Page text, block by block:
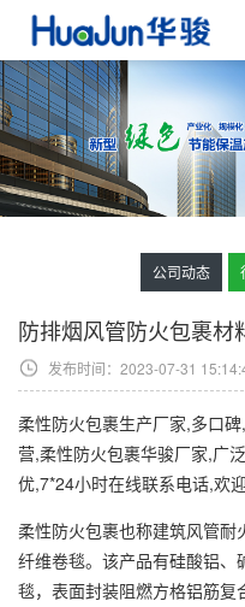
公司动态
防排烟风管防火包裹材
发布时间：2023-07-31
柔性防火包裹生产厂家,多口
营,柔性防火包裹华骏厂家,广
优,7*24小时在线联系电话,欢
柔性防火包裹也称建筑风管
纤维卷毯。该产品有硅酸铝
毯，表面封装阻燃方格铝筋